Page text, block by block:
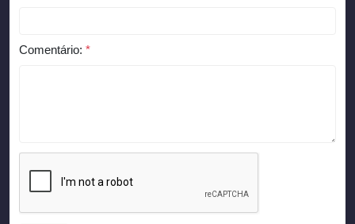
Comentário: *